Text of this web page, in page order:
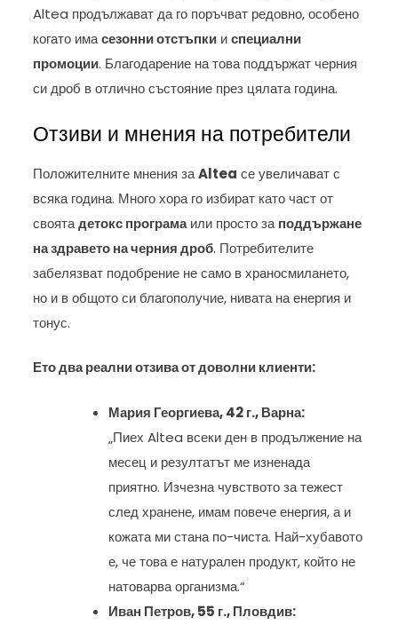
Altea продължават да го поръчват редовно, особено
когато имасезонни отстъпки испециални
промоции. Благодарение на това поддържат черния
си дроб в отлично състояние през цялата година.
Отзиви и мнения на потребители
Положителните мнения заAltea се увеличават с
всяка година. Много хора го избират като част от
своятадетокс програмаили просто заподдържане
на здравето на черния дроб. Потребителите
забелязват подобрение не само в храносмилането,
но и в общото си благополучие, нивата на енергия и
тонус.
Ето два реални отзива от доволни клиенти:
Мария Георгиева, 42 г., Варна:
„Пиех Altea всеки ден в продължение на
месец и резултатът ме изненада
приятно. Изчезна чувството за тежест
след хранене, имам повече енергия, а и
кожата ми стана по-чиста. Най-хубавото
е, че това е натурален продукт, който не
натоварва организма.“
Иван Петров, 55 г., Пловдив: